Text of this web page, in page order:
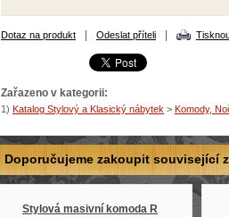
Dotaz na produkt Odeslat příteli
Zařazeno v kategorii:
1) Katalog Stylový a Klasický nábytek > Komody,
Doporučujeme zakoupit související
Stylová masivní komoda R